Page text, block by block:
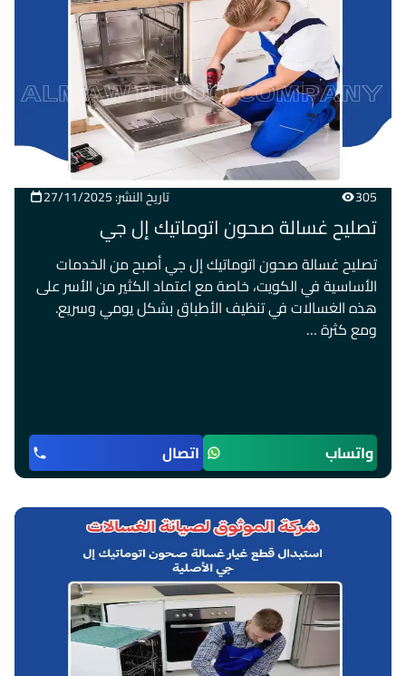
305 تاريخ النشر: 27/11/2025
تصليح غسالة صحون اتوماتيك إل جي
تصليح غسالة صحون اتوماتيك إل جي أصبح من الخدمات
الأساسية في الكويت، خاصة مع اعتماد الكثير من الأسر على
هذه الغسالات في تنظيف الأطباق بشكل يومي وسريع.
ومع كثرة …
واتساب اتصال